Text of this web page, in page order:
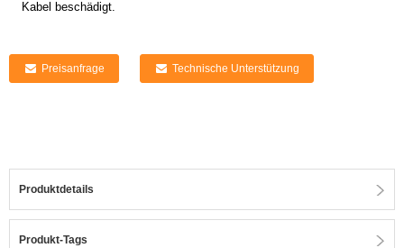
Kabel beschädigt.
Preisanfrage Technische Unterstützung
Produktdetails
Produkt-Tags